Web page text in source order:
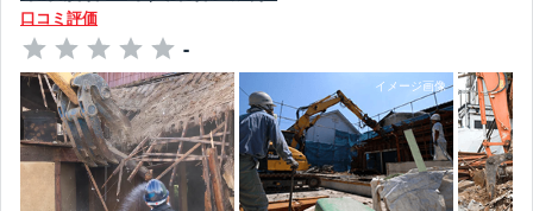
口コミ評価
-